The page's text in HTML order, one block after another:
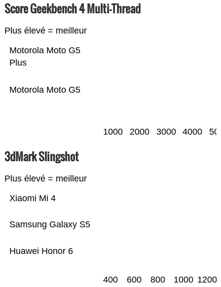
Score Geekbench 4 Multi-Thread
Plus élevé = meilleur
Motorola Moto G5
Motorola Moto G5
Plus
1000 2000 3000 4000
3dMark Slingshot
Plus élevé = meilleur
Huawei Honor 6
Samsung Galaxy S5
Xiaomi Mi 4
400 600 800 1000 1200